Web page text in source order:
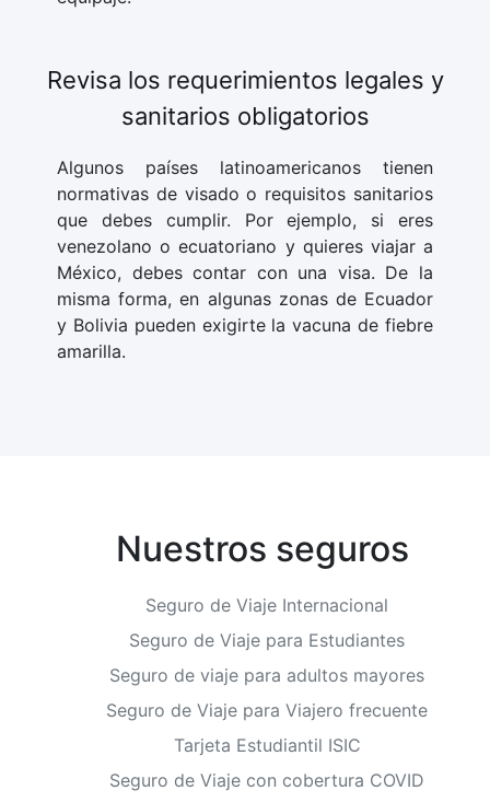
Revisa los requerimientos legales y
sanitarios obligatorios
Algunos países latinoamericanos tienen
normativas de visado o requisitos sanitarios
que debes cumplir. Por ejemplo, si eres
venezolano o ecuatoriano y quieres viajar a
México, debes contar con una visa. De la
misma forma, en algunas zonas de Ecuador
y Bolivia pueden exigirte la vacuna de fiebre
amarilla.
Nuestros seguros
Seguro de Viaje Internacional
Seguro de Viaje para Estudiantes
Seguro de viaje para adultos mayores
Seguro de Viaje para Viajero frecuente
Tarjeta Estudiantil ISIC
Seguro de Viaje con cobertura COVID